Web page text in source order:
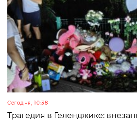
Сегодня, 10:38
Трагедия в Геленджике: